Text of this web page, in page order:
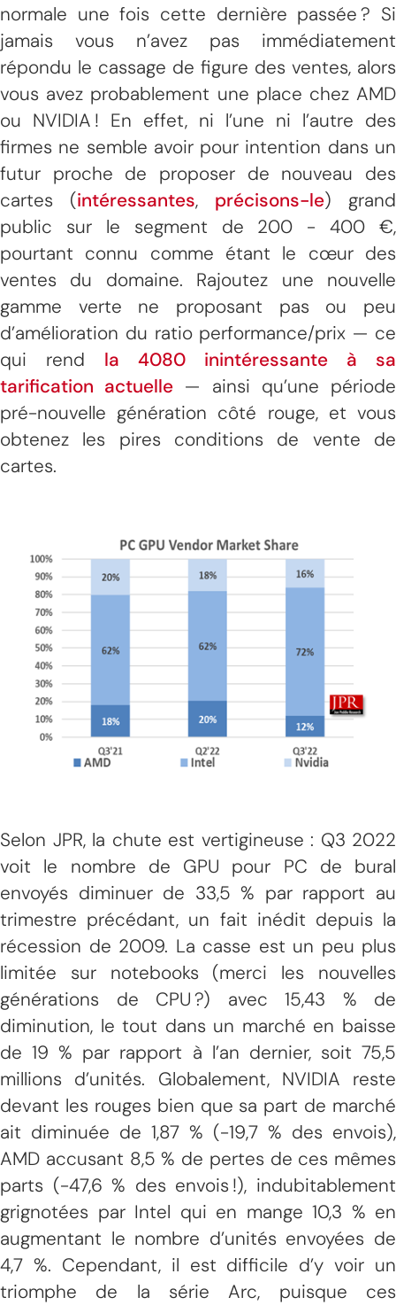
normale une fois cette dernière passée ? Si
jamais vous n’avez pas immédiatement
répondu le cassage de figure des ventes, alors
vous avez probablement une place chez AMD
ou NVIDIA ! En effet, ni l’une ni l’autre des
firmes ne semble avoir pour intention dans un
futur proche de proposer de nouveau des
cartes (intéressantes, précisons-le) grand
public sur le segment de 200 - 400 €,
pourtant connu comme étant le cœur des
ventes du domaine. Rajoutez une nouvelle
gamme verte ne proposant pas ou peu
d’amélioration du ratio performance/prix — ce
qui rend la 4080 inintéressante à sa
tarification actuelle — ainsi qu’une période
pré-nouvelle génération côté rouge, et vous
obtenez les pires conditions de vente de
cartes.
Selon JPR, la chute est vertigineuse : Q3 2022
voit le nombre de GPU pour PC de bural
envoyés diminuer de 33,5 % par rapport au
trimestre précédant, un fait inédit depuis la
récession de 2009. La casse est un peu plus
limitée sur notebooks (merci les nouvelles
générations de CPU ?) avec 15,43 % de
diminution, le tout dans un marché en baisse
de 19 % par rapport à l’an dernier, soit 75,5
millions d’unités. Globalement, NVIDIA reste
devant les rouges bien que sa part de marché
ait diminuée de 1,87 % (-19,7 % des envois),
AMD accusant 8,5 % de pertes de ces mêmes
parts (-47,6 % des envois !), indubitablement
grignotées par Intel qui en mange 10,3 % en
augmentant le nombre d’unités envoyées de
4,7 %. Cependant, il est difficile d’y voir un
triomphe de la série Arc, puisque ces